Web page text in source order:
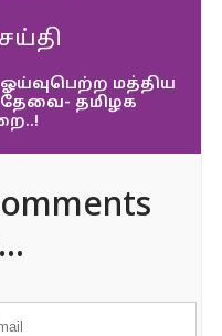
மத்திய
தமிழக